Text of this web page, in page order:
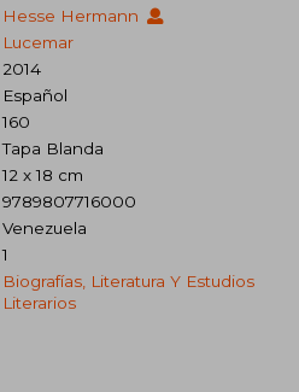
Hesse Hermann
Lucemar
2014
Español
160
Tapa Blanda
12 x 18 cm
9789807716000
Venezuela
1
Biografías, Literatura Y Estudios
Literarios